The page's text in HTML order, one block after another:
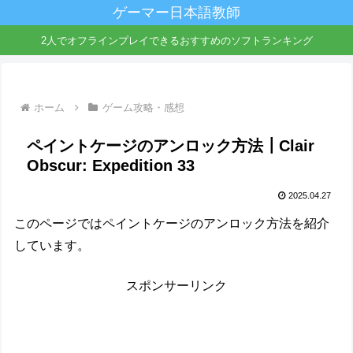
ゲーマー日本語教師
2人でオフラインプレイできるおすすめのソフトランキング
ホーム ゲーム攻略・感想
ペイントケージのアンロック方法┃Clair
Obscur: Expedition 33
2025.04.27
このページではペイントケージのアンロック方法を紹介
しています。
スポンサーリンク